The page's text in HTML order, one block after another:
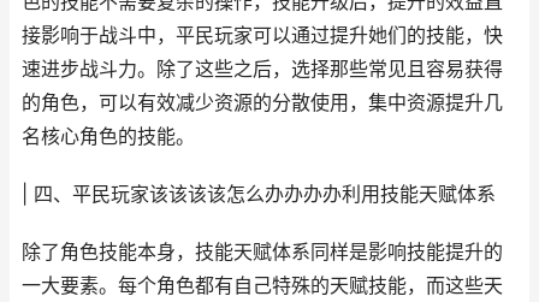
接影响于战斗中，平民玩家可以通过提升她们的技能，快
速进步战斗力。除了这些之后，选择那些常见且容易获得
的角色，可以有效减少资源的分散使用，集中资源提升几
名核心角色的技能。
| 四、平民玩家该该该该怎么办办办办利用技能天赋体系
除了角色技能本身，技能天赋体系同样是影响技能提升的
一大要素。每个角色都有自己特殊的天赋技能，而这些天